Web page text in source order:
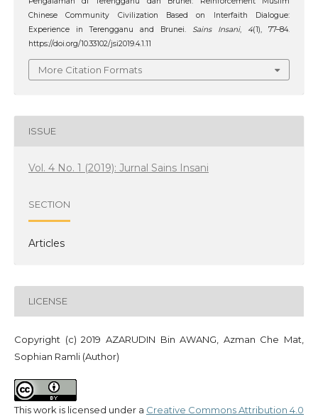
Chinese Community Civilization Based on Interfaith Dialogue:
Experience in Terengganu and Brunei. Sains Insani, 4(1), 77–84.
https://doi.org/10.33102/jsi2019.4.1.11
More Citation Formats
ISSUE
Vol. 4 No. 1 (2019): Jurnal Sains Insani
SECTION
Articles
LICENSE
Copyright (c) 2019 AZARUDIN Bin AWANG, Azman Che Mat,
Sophian Ramli (Author)
This work is licensed under a Creative Commons Attribution 4.0